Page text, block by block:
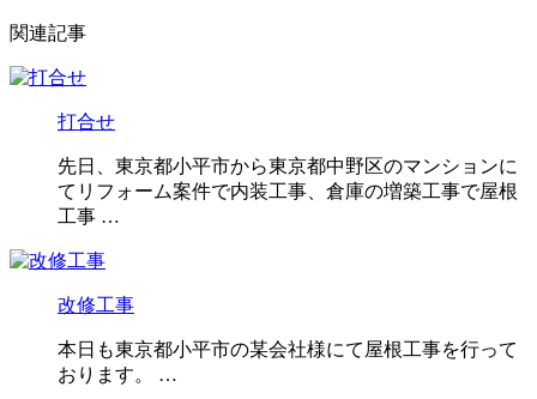
関連記事
打合せ
先日、東京都小平市から東京都中野区のマンションに
てリフォーム案件で内装工事、倉庫の増築工事で屋根
工事 …
改修工事
本日も東京都小平市の某会社様にて屋根工事を行って
おります。 …